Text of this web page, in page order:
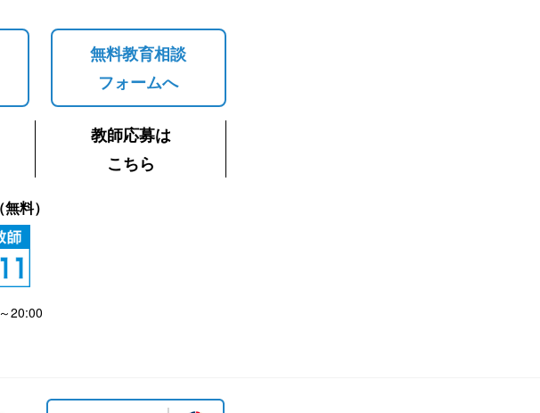
無料教育相談
フォームへ
教師応募は
こちら
料）
20:00